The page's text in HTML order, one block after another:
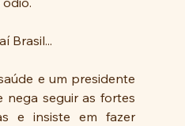
Brasil...
e um presidente
nega seguir as fortes
e insiste em fazer